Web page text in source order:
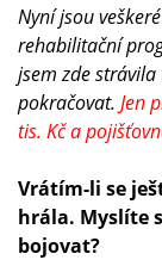
Nyní jsou
rehabilitační
jsem zde
pokračovat. Jen
tis. Kč a
Vrátím-li se
hrála. Myslíte
bojovat?